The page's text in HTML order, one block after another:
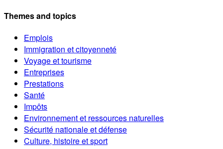
Themes and topics
Emplois
Immigration et citoyenneté
Voyage et tourisme
Entreprises
Prestations
Santé
Impôts
Environnement et ressources naturelles
Sécurité nationale et défense
Culture, histoire et sport